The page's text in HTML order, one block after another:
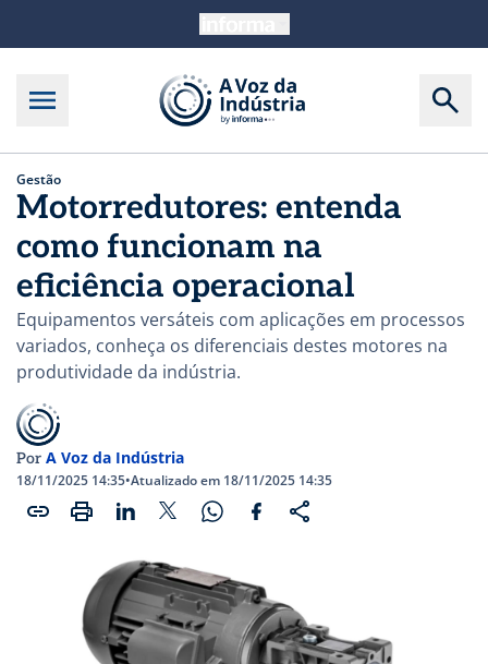
Gestão
Motorredutores: entenda
como funcionam na
eficiência operacional
Equipamentos versáteis com aplicações em processos
variados, conheça os diferenciais destes motores na
produtividade da indústria.
Por A Voz da Indústria
18/11/2025 14:35•Atualizado em 18/11/2025 14:35